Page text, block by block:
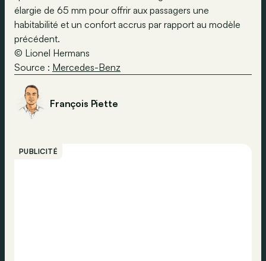
élargie de 65 mm pour offrir aux passagers une
habitabilité et un confort accrus par rapport au modèle
précédent.
© Lionel Hermans
Source : Mercedes-Benz
François Piette
PUBLICITÉ